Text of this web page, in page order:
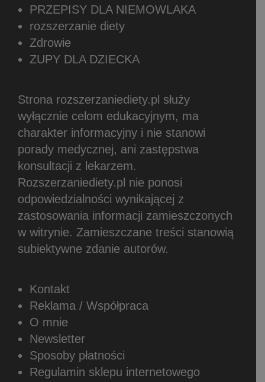
PRZEPISY DLA NIEMOWLAKA
rozszerzanie diety
Zdrowie
ZUPY DLA DZIECKA
Strona rozszerzaniediety.pl służy
wyłącznie celom edukacyjnym, ma
charakter informacyjny i nie stanowi
porady medycznej, ani zastępstwa
konsultacji z lekarzem.
Rozszerzaniediety.pl nie ponosi
odpowiedzialności wynikającej z
zastosowania informacji zamieszczonych
w witrynie. Zamieszczane treści stanowią
subiektywne zdanie autorów.
Kontakt
Reklama / Współpraca
O mnie
Newsletter
Sposoby płatności
Regulamin sklepu internetowego